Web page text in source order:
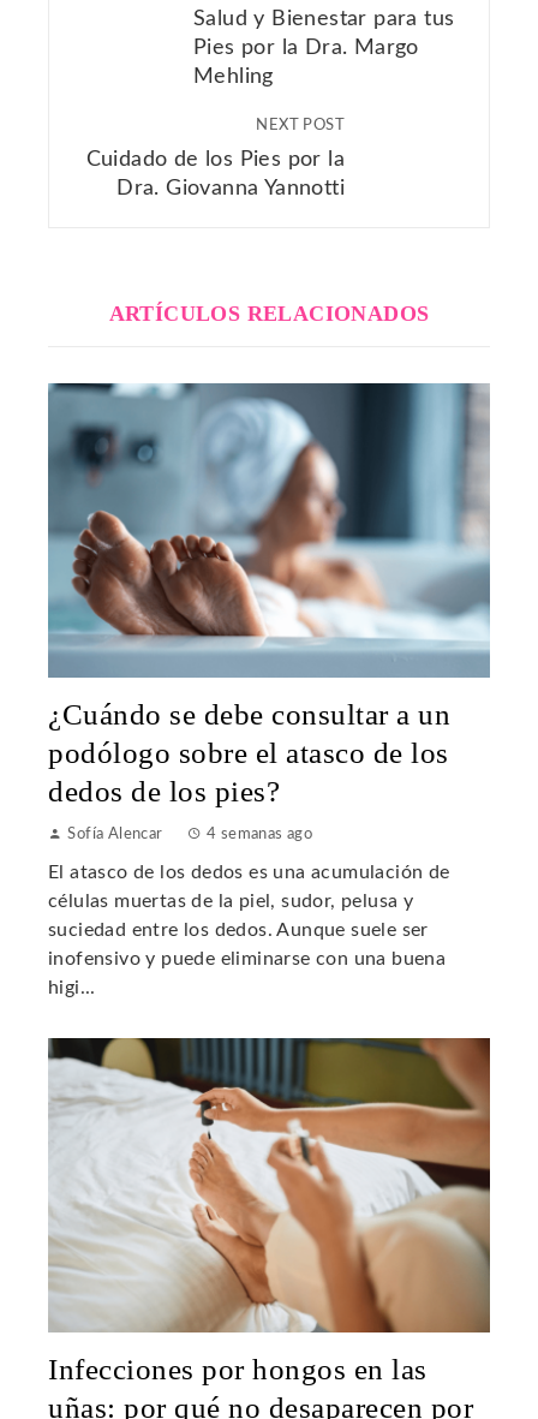
Salud y Bienestar para tus
Pies por la Dra. Margo
Mehling
NEXT POST
Cuidado de los Pies por la
Dra. Giovanna Yannotti
ARTÍCULOS RELACIONADOS
¿Cuándo se debe consultar a un
podólogo sobre el atasco de los
dedos de los pies?
Sofía Alencar 4 semanas ago
El atasco de los dedos es una acumulación de
células muertas de la piel, sudor, pelusa y
suciedad entre los dedos. Aunque suele ser
inofensivo y puede eliminarse con una buena
higi...
Infecciones por hongos en las
uñas: por qué no desaparecen por